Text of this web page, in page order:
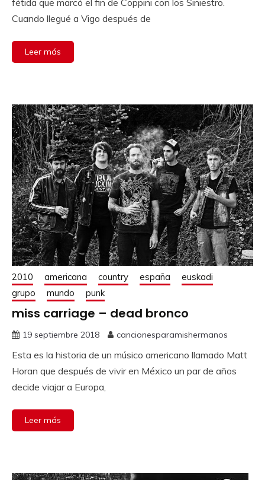
fétida que marcó el fin de Coppini con los Siniestro.
Cuando llegué a Vigo después de
Leer más
2010 americana country españa
euskadi
grupo
mundo punk
miss carriage – dead bronco
19 septiembre 2018 cancionesparamishermanos
Esta es la historia de un músico americano llamado Matt
Horan que después de vivir en México un par de años
decide viajar a Europa,
Leer más